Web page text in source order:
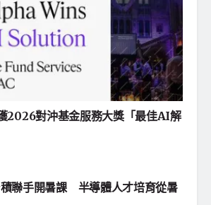
對沖基金服務大獎「最佳AI解
聯手開暑課 半導體人才培育從暑